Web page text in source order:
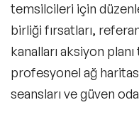
temsilcileri için
birliği fırsatları,
kanalları aksiyon planı
profesyonel ağ
seansları ve güven
İş Dünyası ve İş
Konuşmacılar
Kariyer &
Uzman
Kişisel Marka &